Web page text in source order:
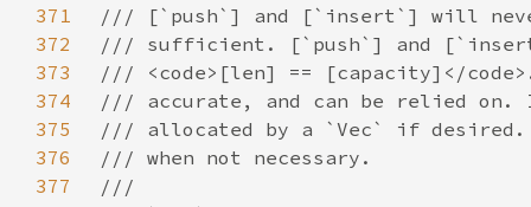
371
372
373
374
375
376
377